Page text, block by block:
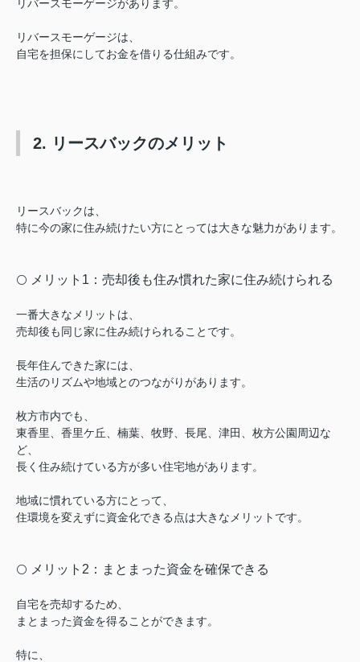
リバースモーゲージがあります。
リバースモーゲージは、
自宅を担保にしてお金を借りる仕組みです。
2. リースバックのメリット
リースバックは
特に今の家に住み続けたい方にとっては大きな魅力があります。
⚪️ メリット1：売却後も住み慣れた家に住み続けられる
一番大きなメリットは、
売却後も同じ家に住み続けられることです。
長年住んできた家には、
生活のリズムや地域とのつながりがあります。
枚方市内でも、
東香里、香里ケ丘、楠葉、牧野、長尾、津田、枚方公園周辺な
ど、
長く住み続けている方が多い住宅地があります。
地域に慣れている方にとって、
住環境を変えずに資金化できる点は大きなメリットです。
⚪️ メリット2：まとまった資金を確保できる
自宅を売却するため、
まとまった資金を得ることができます。
特に、